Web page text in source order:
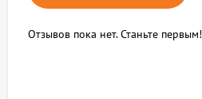
Отзывов пока нет. Станьте первым!